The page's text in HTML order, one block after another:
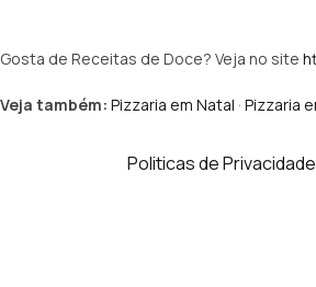
Gosta de Receitas de Doce? Veja no site
Veja também: Pizzaria em Natal · Pizzaria
Politicas de Privacidade